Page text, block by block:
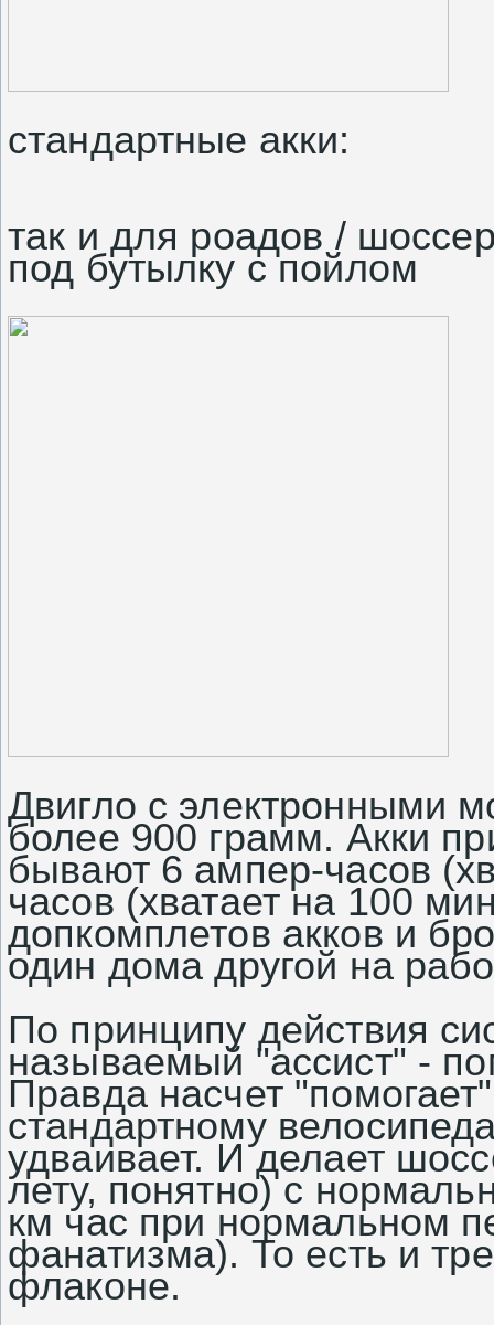
стандартные акки:
так и для роадов /
под бутылку с пойлом
Двигло с электронными
более 900 грамм. Акки
бывают 6 ампер-часов
часов (хватает на 100
допкомплетов акков и
один дома другой на
По принципу действия
называемый "ассист" -
Правда насчет
стандартному
удваивает. И делает
лету, понятно) с
км час при нормальном
фанатизма). То есть и
флаконе.